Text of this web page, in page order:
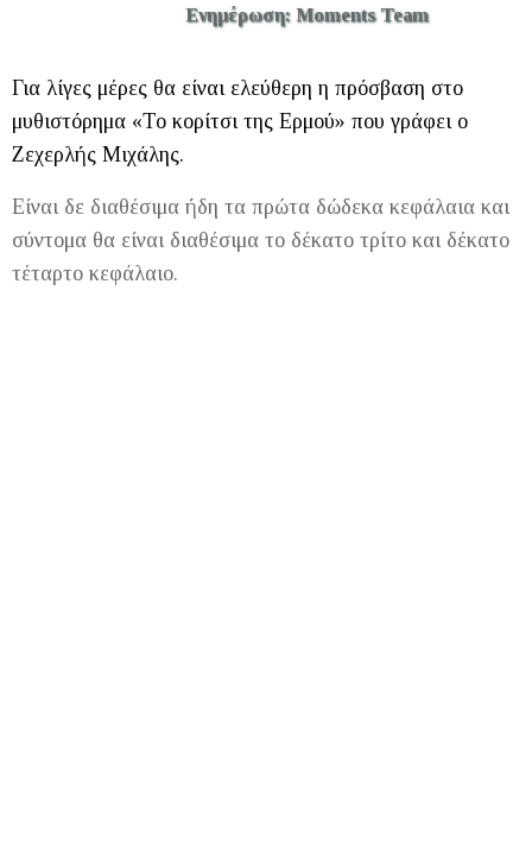
Ενημέρωση: Moments Team
Για λίγες μέρες θα είναι ελεύθερη η πρόσβαση στο
μυθιστόρημα «Το κορίτσι της Ερμού» που γράφει ο
Ζεχερλής Μιχάλης.
Είναι δε διαθέσιμα ήδη τα πρώτα δώδεκα κεφάλαια και
σύντομα θα είναι διαθέσιμα το δέκατο τρίτο και δέκατο
τέταρτο κεφάλαιο.